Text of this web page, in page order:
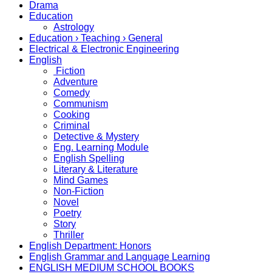
Drama
Education
Astrology
Education › Teaching › General
Electrical & Electronic Engineering
English
Fiction
Adventure
Comedy
Communism
Cooking
Criminal
Detective & Mystery
Eng. Learning Module
English Spelling
Literary & Literature
Mind Games
Non-Fiction
Novel
Poetry
Story
Thriller
English Department: Honors
English Grammar and Language Learning
ENGLISH MEDIUM SCHOOL BOOKS